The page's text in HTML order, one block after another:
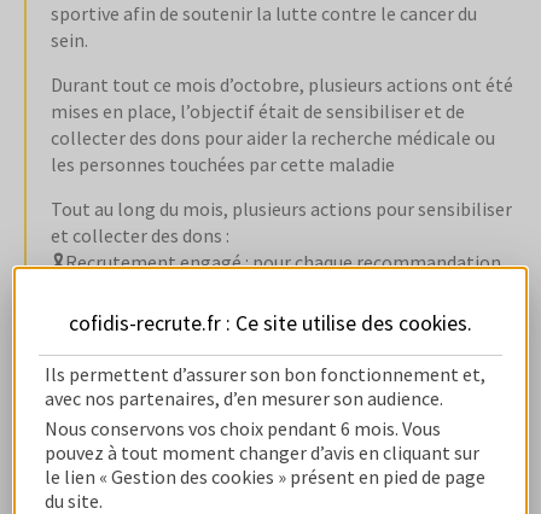
sportive afin de soutenir la lutte contre le cancer du
sein.
Durant tout ce mois d’octobre, plusieurs actions ont été
mises en place, l’objectif était de sensibiliser et de
collecter des dons pour aider la recherche médicale ou
les personnes touchées par cette maladie
Tout au long du mois, plusieurs actions pour sensibiliser
et collecter des dons :
🎗️Recrutement engagé : pour chaque recommandation
@Coaching Suspendu.
bonnets pour les femmes en chimiothérapie.
🎗️Ateliers de sensibilisation : pour informer, en parler et
surtout, se faire dépister régulièrement.
Chaque année à l’occasion d’octobre rose, Cofidis France
s’engage activement pour soutenir cette cause qui
cofidis-recrute.fr : Ce site utilise des cookies.
Ils permettent d’assurer son bon fonctionnement et,
avec nos partenaires, d’en mesurer son audience.
Nous conservons vos choix pendant 6 mois. Vous
pouvez à tout moment changer d’avis en cliquant sur
le lien « Gestion des cookies » présent en pied de page
du site.